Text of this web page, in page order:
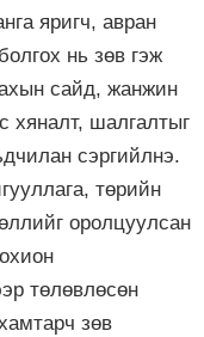
яригч, авран
нь зөв гэж
сайд, жанжин
хяналт, шалгалтыг
сэргийлнэ.
төрийн
оролцуулсан
төлөвлөсөн
зөв